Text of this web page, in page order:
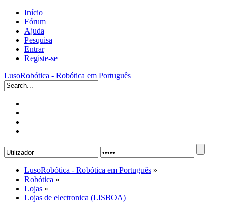
Início
Fórum
Ajuda
Pesquisa
Entrar
Registe-se
LusoRobótica - Robótica em Português
LusoRobótica - Robótica em Português »
Robótica »
Lojas »
Lojas de electronica (LISBOA)